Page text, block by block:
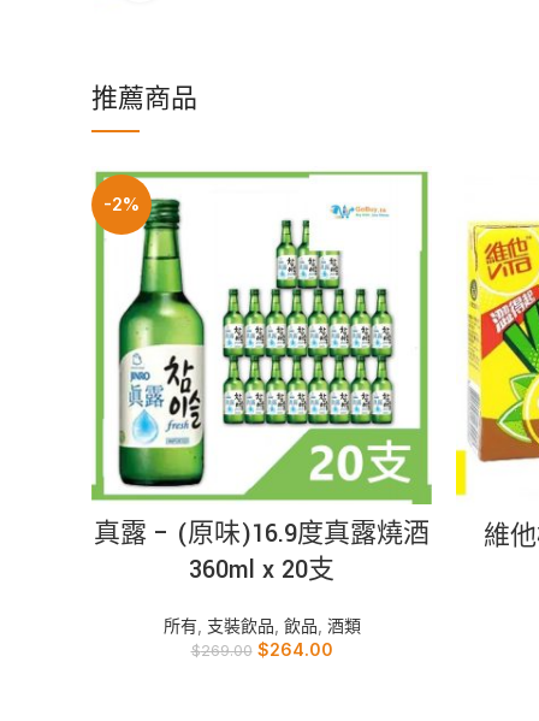
推薦商品
-2%
加入購物車
真露 – (原味)16.9度真露燒酒
360ml x 20支
所有, 支裝飲品 飲品 酒類
$269.00 $264.00
維